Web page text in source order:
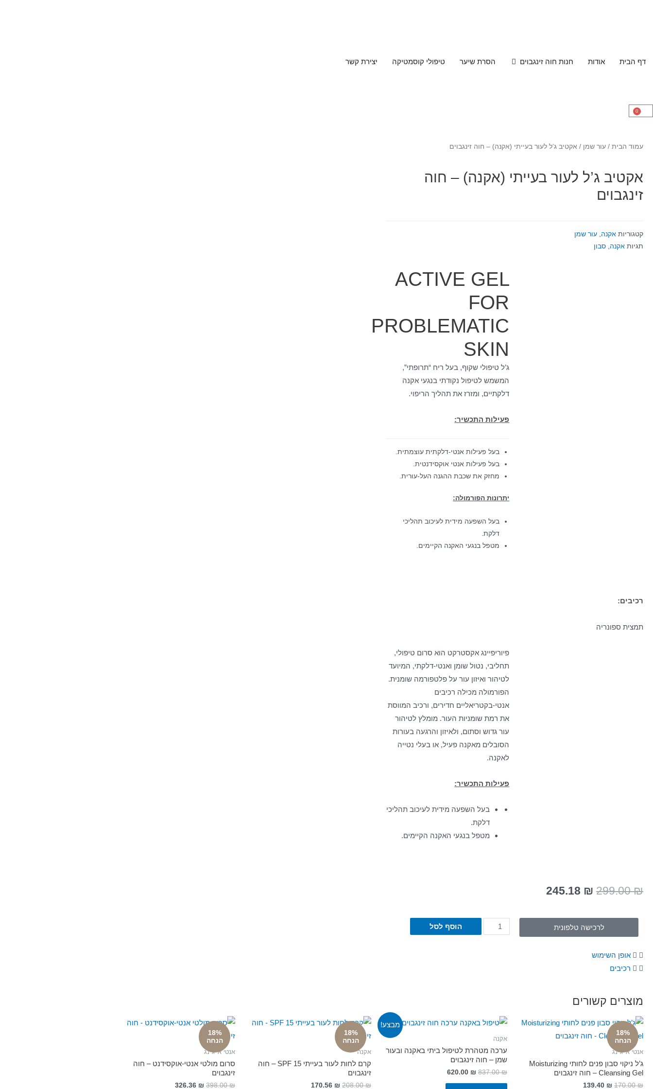
דף הבית אודות חנות חוה זינגבוים הסרת שיער טיפולי קוסמטיקה יצירת קשר
0
עמוד הבית / עור שמן / אקטיב ג’ל לעור בעייתי (אקנה) – חוה זינגבוים
אקטיב ג’ל לעור בעייתי (אקנה) – חוה
זינגבוים
קטגוריות אקנה עור שמן
תגיות אקנה סבון
ACTIVE GEL
FOR
PROBLEMATIC
SKIN
ג’ל טיפולי שקוף, בעל ריח “תרופתי”,
המשמש לטיפול נקודתי בנגעי אקנה
דלקתיים, ומזרז את תהליך הריפוי.
פעילות התכשיר:
בעל פעילות אנטי-דלקתית עוצמתית.
בעל פעילות אנטי אוקסידנטית.
מחזק את שכבת ההגנה העל-עורית.
יתרונות הפורמולה:
בעל השפעה מידית לעיכוב תהליכי
דלקת.
מטפל בנגעי האקנה הקיימים.
רכיבים:
תמצית ספונריה
פיוריפיינג אקסטרקט הוא סרום טיפולי,
תחליבי, נטול שומן ואנטי-דלקתי, המיועד
לטיהור ואיזון עור על פלטפורמה שומנית.
הפורמולה מכילה רכיבים
אנטי-בקטריאליים חדירים, ורכיב המווסת
את רמת שומניות העור. מומלץ לטיהור
עור גדוש וסתום, ולאיזון והרגעה בעורות
הסובלים מאקנה פעיל, או בעלי נטייה
לאקנה.
פעילות התכשיר:
בעל השפעה מידית לעיכוב תהליכי
דלקת.
מטפל בנגעי האקנה הקיימים.
299.00₪
245.18 ₪
לרכישה טלפונית הוסף לסל
אופן השימוש
רכיבים
מוצרים קשורים
18%
הנחה
אנטי אייג'ינג
ג’ל ניקוי סבון פנים לחותי Moisturizing
Cleansing Gel – חוה זינגבוים
170.00₪
139.40 ₪
מבצע!
אקנה
ערכה מטהרת לטיפול ביתי באקנה ובעור
שמן – חוה זינגבוים
837.00₪
620.00 ₪
18%
הנחה
אקנה
קרם לחות לעור בעייתי 15 SPF – חוה
זינגבוים
208.00₪
170.56 ₪
18%
הנחה
אנטי אייג'ינג
סרום מולטי אנטי-אוקסידנט – חוה
זינגבוים
398.00₪
326.36 ₪